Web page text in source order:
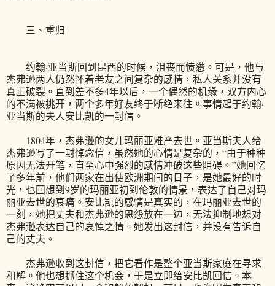
三、重归
约翰·亚当斯回到昆西的时候，沮丧而愤懑。可是，他与
杰弗逊两人仍然怀着老友之间复杂的感情，私人关系并没有
真正破裂。直到差不多4年以后，一个偶然的机缘，双方内心
的不满被挑开，两个多年好友终于断绝来往。事情起于约翰·
亚当斯的夫人安比凯的一封信。
1804年，杰弗逊的女儿玛丽亚难产去世。亚当斯夫人给
杰弗逊写了一封悼念信，虽然她的心情是复杂的，“由于种种
原因无法开笔，直至心中强烈的感情冲破这些阻碍。”她回忆
了多年前，他们两家在出使欧洲期间的日子，是她最好的时
光，也回想到9岁的玛丽亚初到伦敦的情景，表达了自己对玛
丽亚去世的哀痛。安比凯的感情是真实的，在玛丽亚去世的
一刻，她把丈夫和杰弗逊的恩怨放在一边，无法抑制地想对
杰弗逊表达自己的哀悼之情。她发出这封信，并没有告诉自
己的丈夫。
杰弗逊收到这封信，把它看作是整个亚当斯家庭在寻求
和解。他也想抓住这个机会，于是立即给安比凯回信。本